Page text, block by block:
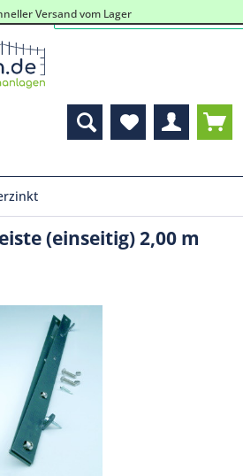
Versand vom Lager
(einseitig) 2,00 m